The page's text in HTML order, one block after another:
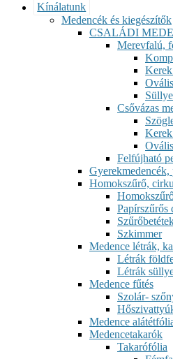
Kínálatunk
Medencék és kiegészítők
CSALÁDI
Merevfalú,
Csővázas
Kerek
Felfújható
Gyerekmedencék,
Homokszűrő,
Papírszűrős
Szkimmer
Medence létrák,
Létrák
Létrák
Medence fűtés
Szolár-
Medence
Medencetakarók
Takarófólia